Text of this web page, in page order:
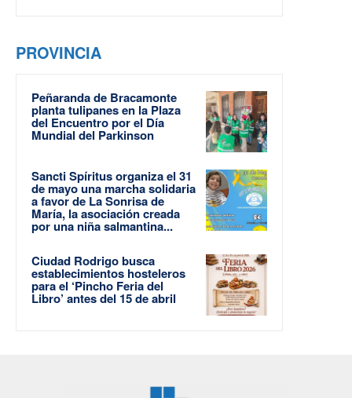
PROVINCIA
Peñaranda de Bracamonte
planta tulipanes en la Plaza
del Encuentro por el Día
Mundial del Parkinson
Sancti Spíritus organiza el 31
de mayo una marcha solidaria
a favor de La Sonrisa de
María, la asociación creada
por una niña salmantina...
Ciudad Rodrigo busca
establecimientos hosteleros
para el ‘Pincho Feria del
Libro’ antes del 15 de abril